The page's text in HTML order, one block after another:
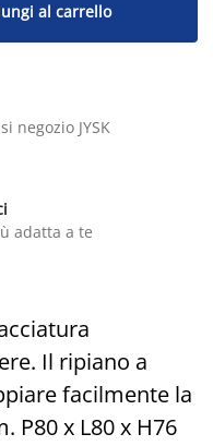
al carrello
negozio JYSK
adatta a te
Il ripiano a
facilmente la
P80 x L80 x H76